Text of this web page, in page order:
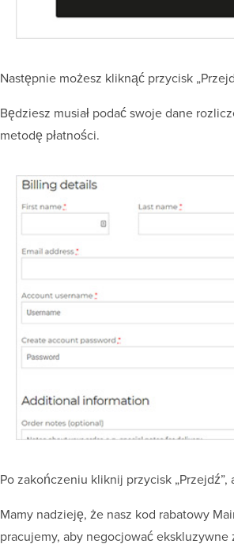
Następnie możesz kliknąć przycisk
Będziesz musiał podać swoje dane
metodę płatności.
Po zakończeniu kliknij przycisk
Mamy nadzieję, że nasz kod rabatowy
pracujemy, aby negocjować